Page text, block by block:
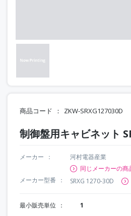
商品コード ZKW-SRXG127030D
制御盤用キャビネット
メーカー
河村電器産業
同じメーカーの商
メーカー型番
SRXG 1270-30D
最小販売単位 1